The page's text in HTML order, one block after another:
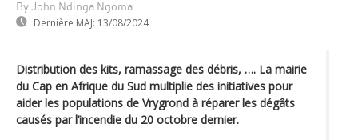
By John Ndinga Ngoma
Dernière MAJ: 13/08/2024
Distribution des kits, ramassage des débris, …. La mairie
du Cap en Afrique du Sud multiplie des initiatives pour
aider les populations de Vrygrond à réparer les dégâts
causés par l’incendie du 20 octobre dernier.